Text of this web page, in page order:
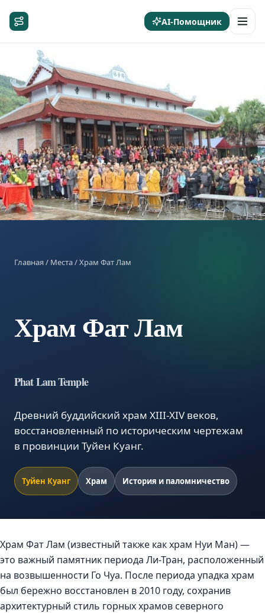
AI-Помощник
Главная/ Места/ Храм Фат Лам
Храм Фат Лам
Phat Lam Temple
Древний буддийский храм XIII-XIV веков,
восстановленный по историческим чертежам
в провинции Туйен Куанг.
Туйен Куанг Храм История и паломничество
Храм Фат Лам (известный также как храм Нуи Ман) —
это важный памятник периода Ли-Тран, расположенный
на возвышенности Го Чуа. После периода упадка храм
был бережно восстановлен в 2010 году, сохранив
архитектурный стиль горных храмов северного